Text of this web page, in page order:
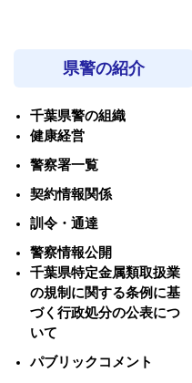
県警の紹介
千葉県警の組織
健康経営
警察署一覧
契約情報関係
訓令・通達
警察情報公開
千葉県特定金属類取扱業
の規制に関する条例に基
づく行政処分の公表につ
いて
パブリックコメント